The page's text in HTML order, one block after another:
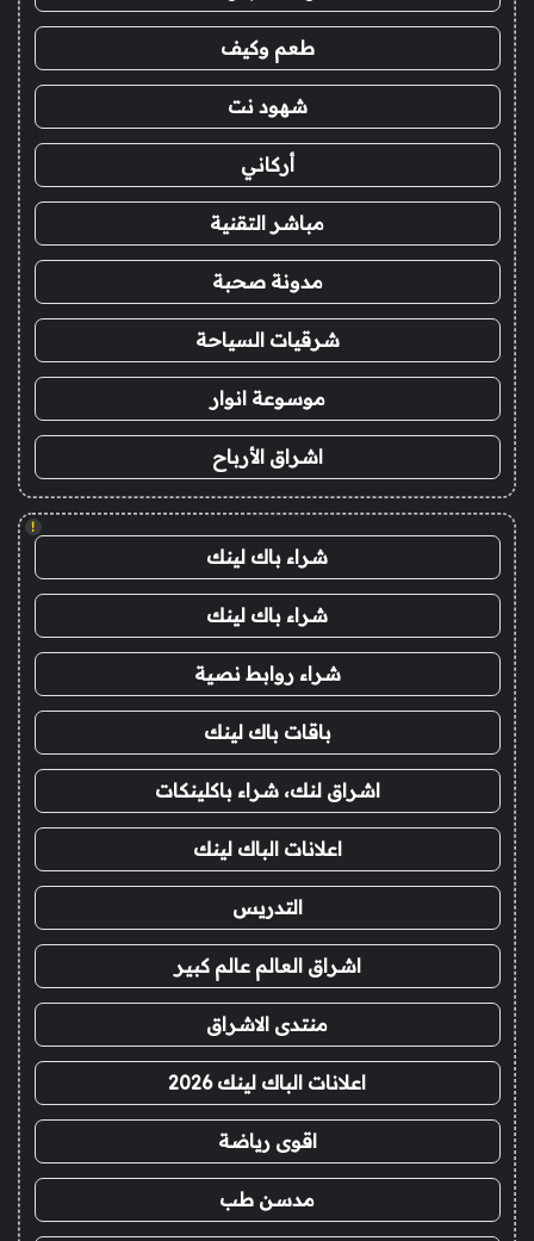
طعم وكيف
شهود نت
أركاني
مباشر التقنية
مدونة صحبة
شرقيات السياحة
موسوعة انوار
اشراق الأرباح
!
شراء باك لينك
شراء باك لينك
شراء روابط نصية
باقات باك لينك
اشراق لنك، شراء باكلينكات
اعلانات الباك لينك
التدريس
اشراق العالم عالم كبير
منتدى الاشراق
اعلانات الباك لينك 2026
اقوى رياضة
مدسن طب